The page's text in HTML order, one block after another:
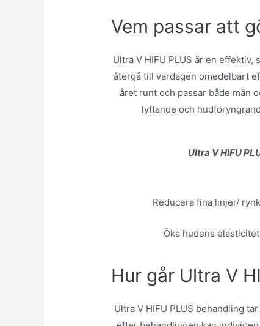
Vem passar att
Ultra V HIFU PLUS är en
återgå till vardagen omedelbart
året runt och passar både män
lyftande och
Ultra V HIFU
Reducera fina linjer/
Öka hudens elasticitet
Hur går Ultra V
Ultra V HIFU PLUS behandling